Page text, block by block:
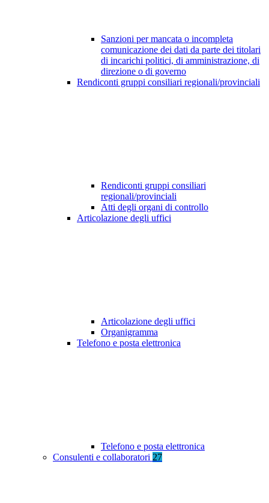
Sanzioni per mancata o incompleta
comunicazione dei dati da parte dei titolari
di incarichi politici, di amministrazione, di
direzione o di governo
Rendiconti gruppi consiliari regionali/provinciali
Rendiconti gruppi consiliari
regionali/provinciali
Atti degli organi di controllo
Articolazione degli uffici
Articolazione degli uffici
Organigramma
Telefono e posta elettronica
Telefono e posta elettronica
Consulenti e collaboratori 27